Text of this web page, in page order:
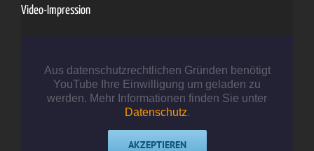
Video-Impression
Aus datenschutzrechtlichen Gründen benötigt
YouTube Ihre Einwilligung um geladen zu
werden. Mehr Informationen finden Sie unter
Datenschutz.
AKZEPTIEREN